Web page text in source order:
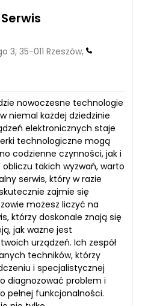
3, 35-011 Rzeszów,
nowoczesne technologie
niemal każdej dziedzinie
elektronicznych staje
technologiczne mogą
codzienne czynności, jak i
takich wyzwań, warto
serwis, który w razie
zajmie się
możesz liczyć na
którzy doskonale znają się
jak ważne jest
urządzeń. Ich zespół
techników, którzy
i specjalistycznej
diagnozować problem i
pełnej funkcjonalności.